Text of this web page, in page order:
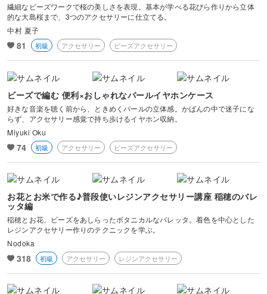
繊細なビーズワークで桜の美しさを表現。基本が学べる花びら作りから立体
的な大島桜まで、3つのアクセサリーに仕立てる。
中村 夏子
81 初級 アクセサリー ビーズアクセサリー
ビーズで編む 便利×おしゃれなパールイヤホンケース
好きな音楽を聴く前から、ときめくパールの立体感。かばんの中で迷子にな
らず、アクセサリー感覚で持ち歩けるイヤホン収納。
Miyuki Oku
74 初級 アクセサリー ビーズアクセサリー
お花とお米で作る♪普段使いレジンアクセサリー講座 稲穂のバレ
ッタ編
稲穂とお花、ビーズをあしらったボタニカルなバレッタ。着色を中心とした
レジンアクセサリー作りのテクニックを学ぶ。
Nodoka
318 初級 アクセサリー レジンアクセサリー